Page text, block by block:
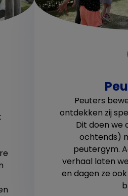
Peuters
ontdekken zij
Dit doen we
ochtends)
peutergym.
verhaal laten
en dagen ze